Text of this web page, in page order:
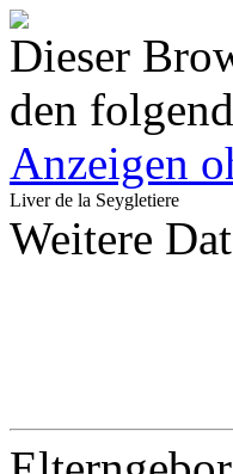
Dieser
den
Anzeigen
Liver de la Seygletiere
Weitere